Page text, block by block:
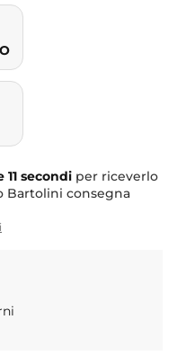
10 secondi per riceverlo
Bartolini consegna